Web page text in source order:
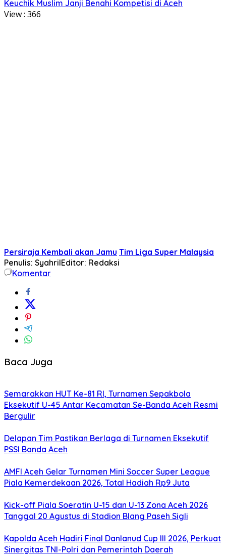
Keuchik Muslim Janji Benahi Kompetisi di Aceh
View : 366
Persiraja Kembali akan Jamu Tim Liga Super Malaysia
Penulis: SyahrilEditor: Redaksi
Komentar
Baca Juga
Semarakkan HUT Ke-81 RI, Turnamen Sepakbola
Eksekutif U-45 Antar Kecamatan Se-Banda Aceh Resmi
Bergulir
Delapan Tim Pastikan Berlaga di Turnamen Eksekutif
PSSI Banda Aceh
AMFI Aceh Gelar Turnamen Mini Soccer Super League
Piala Kemerdekaan 2026, Total Hadiah Rp9 Juta
Kick-off Piala Soeratin U-15 dan U-13 Zona Aceh 2026
Tanggal 20 Agustus di Stadion Blang Paseh Sigli
Kapolda Aceh Hadiri Final Danlanud Cup III 2026, Perkuat
Sinergitas TNI-Polri dan Pemerintah Daerah